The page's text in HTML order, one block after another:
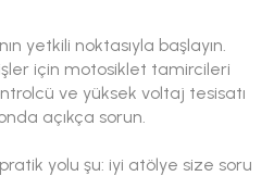
yetkili noktasıyla başlayın.
için motosiklet tamircileri
ve yüksek voltaj tesisatı
açıkça sorun.
yolu şu: iyi atölye size soru